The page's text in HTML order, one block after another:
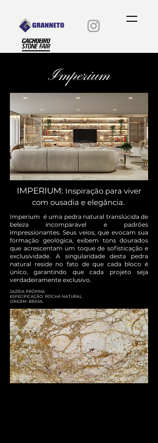
Imperium
IMPERIUM: Inspiração para viver
com ousadia e elegância.
Imperium é uma pedra natural translúcida de
beleza incomparável e padrões
impressionantes. Seus veios, que evocam sua
formação geológica, exibem tons dourados
que acrescentam um toque de sofisticação e
exclusividade. A singularidade desta pedra
natural reside no fato de que cada bloco é
único, garantindo que cada projeto seja
verdadeiramente exclusivo.
JAZIDA PRÓPRIA
ESPECIFICAÇÃO: ROCHA NATURAL
ORIGEM: BRASIL​